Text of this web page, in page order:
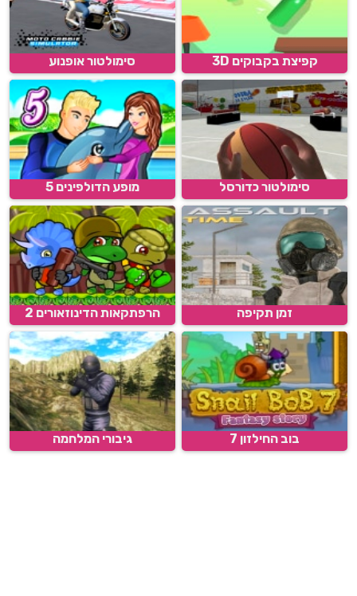
קפיצת בקבוקים 3D סימולטור אופנוע
סימולטור כדורסל מופע הדולפינים 5
זמן תקיפה הרפתקאות הדינוזאורים 2
בוב החילזון 7 גיבורי המלחמה